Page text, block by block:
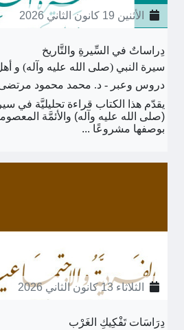
الأثنين 19 كانون الثاني 2026
دِراساتٌ في السِّيرةِ والتَّاريخ
سيرة النبي (صلى الله عليه وآله) و
دروس وعبر - د. محمد محمود
يقدّم هذا الكتاب قراءة تحليليَّة في
(صلى الله عليه وآله) والأئمَّة
بوصفها مشروعًا ...
الثلاثاء 13 كانون الثاني 2026
دِرَاسَات تَفْكِيكِ الغَرْب